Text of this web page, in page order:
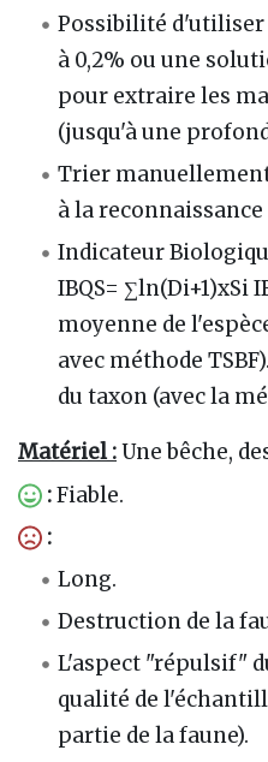
Possibilité
à 0,2% ou une
pour extraire les
(jusqu'à une
Trier
à la reconnaissance
Indicateur
IBQS= ∑ln(Di+1)xSi
moyenne de
avec méthode
du taxon (avec la
Matériel :Une bêche,
:Fiable.
:
Long.
Destruction de la
L'aspect "répulsif"
qualité de
partie de la faune).